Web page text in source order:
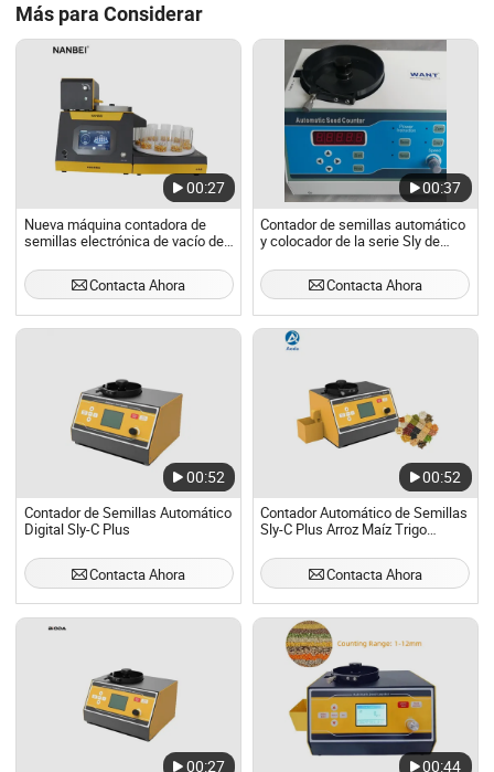
Más para Considerar
00:27
Nueva máquina contadora de
semillas electrónica de vacío de
alta precisión
Contacta Ahora
00:37
Contador de semillas automático
y colocador de la serie Sly de
automático
Contacta Ahora
00:52
Contador de Semillas Automático
Digital Sly-C Plus
Contacta Ahora
00:52
Contador Automático de Semillas
Sly-C Plus Arroz Maíz Trigo
Contacta Ahora
00:27 00:44